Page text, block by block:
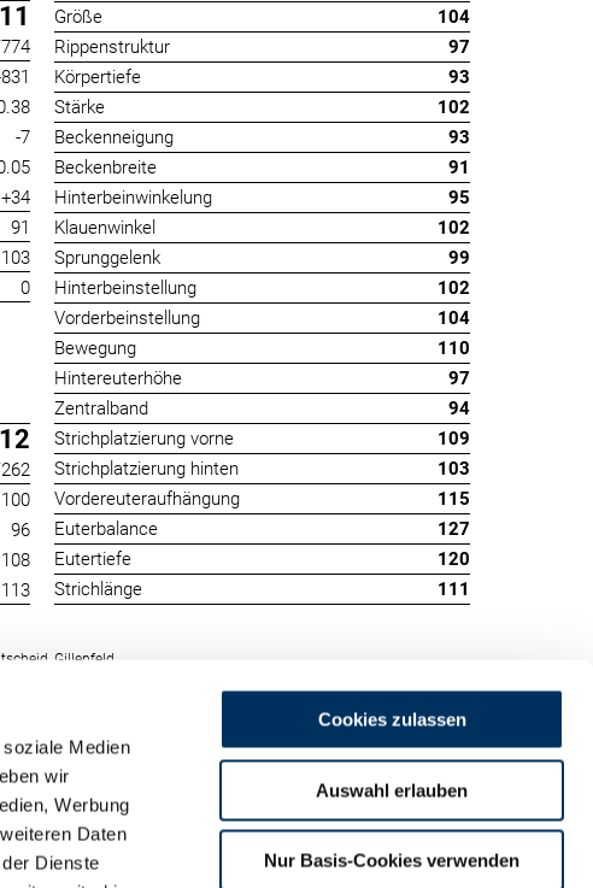
Medien
wir
Werbung
Daten
Dienste
Cookies zulassen
Auswahl erlauben
Nur Basis-Cookies verwenden
-7
+34
91
103
0
100
96
108
113
Größe
104
Rippenstruktur
97
Körpertiefe
93
Stärke
102
Beckenneigung
93
Beckenbreite
91
Hinterbeinwinkelung
95
Klauenwinkel
102
Sprunggelenk
99
Hinterbeinstellung
102
Vorderbeinstellung
104
Bewegung
110
Hintereuterhöhe
97
Zentralband
94
Strichplatzierung vorne
109
Strichplatzierung hinten
103
Vordereuteraufhängung
115
Euterbalance
127
Eutertiefe
120
Strichlänge
111
Gillenfeld